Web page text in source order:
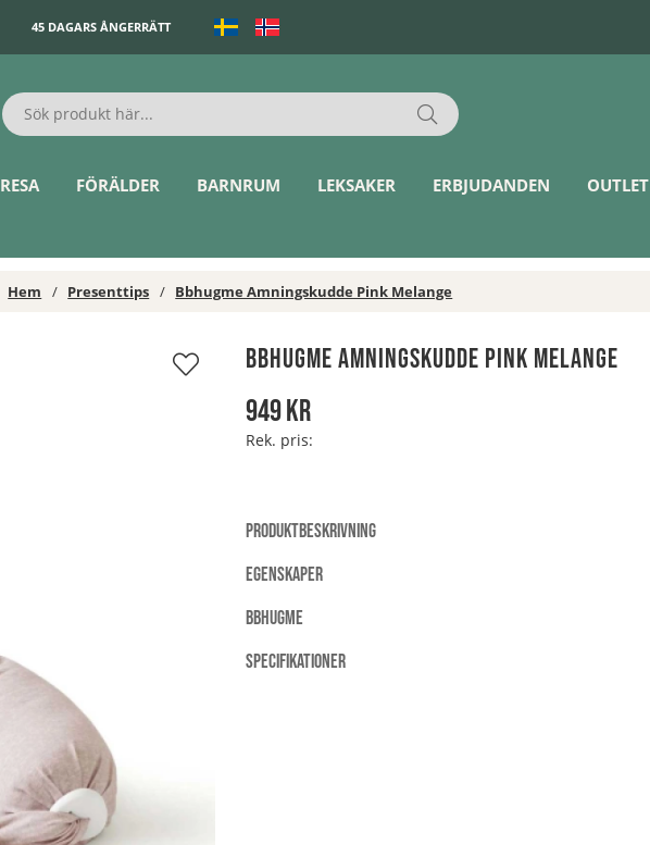
45 DAGARS ÅNGERRÄTT
RESA FÖRÄLDER BARNRUM LEKSAKER ERBJUDANDEN OUTLET
Hem Presenttips Bbhugme Amningskudde Pink Melange
Bbhugme Amningskudde Pink Melange
949kr
Rek. pris:
PRODUKTBESKRIVNING
EGENSKAPER
BBHUGME
SPECIFIKATIONER